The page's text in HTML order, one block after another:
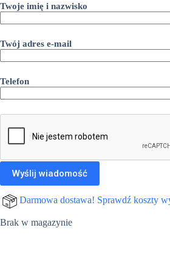
Twoje imię i nazwisko
Twój adres e-mail
Telefon
Darmowa dostawa! Sprawdź koszty
Brak w magazynie